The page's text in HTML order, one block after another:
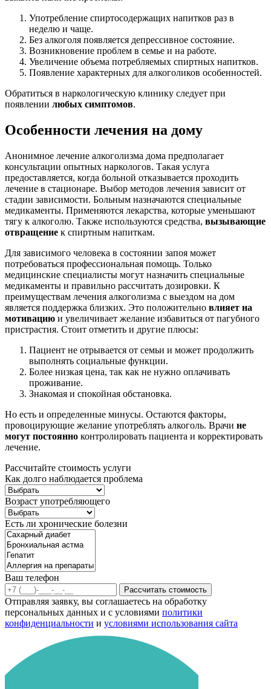
Употребление спиртосодержащих напитков раз в
неделю и чаще.
Без алкоголя появляется депрессивное состояние.
Возникновение проблем в семье и на работе.
Увеличение объема потребляемых спиртных напитков.
Появление характерных для алкоголиков особенностей.
Обратиться в наркологическую клинику следует при
появлении любых симптомов.
Особенности лечения на дому
Анонимное лечение алкоголизма дома предполагает
консультации опытных наркологов. Такая услуга
предоставляется, когда больной отказывается проходить
лечение в стационаре. Выбор методов лечения зависит от
стадии зависимости. Больным назначаются специальные
медикаменты. Применяются лекарства, которые уменьшают
тягу к алкоголю. Также используются средства, вызывающие
отвращение к спиртным напиткам.
Для зависимого человека в состоянии запоя может
потребоваться профессиональная помощь. Только
медицинские специалисты могут назначить специальные
медикаменты и правильно рассчитать дозировки. К
преимуществам лечения алкоголизма с выездом на дом
является поддержка близких. Это положительно влияет на
мотивацию и увеличивает желание избавиться от пагубного
пристрастия. Стоит отметить и другие плюсы:
Пациент не отрывается от семьи и может продолжить
выполнять социальные функции.
Более низкая цена, так как не нужно оплачивать
проживание.
Знакомая и спокойная обстановка.
Но есть и определенные минусы. Остаются факторы,
провоцирующие желание употреблять алкоголь. Врачи не
могут постоянно контролировать пациента и корректировать
лечение.
Рассчитайте стоимость услуги
Как долго наблюдается проблема
Возраст употребляющего
Есть ли хронические болезни
Ваш телефон
Рассчитать стоимость
Отправляя заявку, вы соглашаетесь на обработку
персональных данных и с условиями политики
конфиденциальности и условиями использования сайта